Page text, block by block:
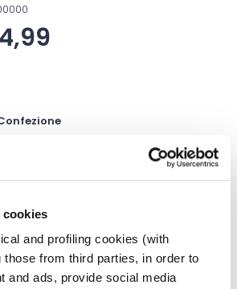
cookies
and profiling cookies (with
those from third parties, in order to
and ads, provide social media
4,99
carrello